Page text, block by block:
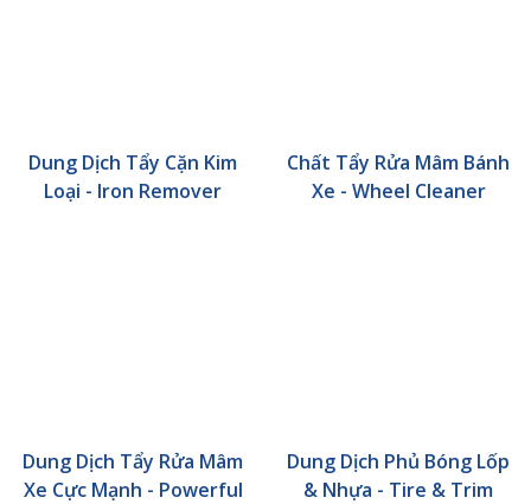
Dung Dịch Tẩy Cặn Kim
Loại - Iron Remover
Chất Tẩy Rửa Mâm Bánh
Xe - Wheel Cleaner
Dung Dịch Tẩy Rửa Mâm
Xe Cực Mạnh - Powerful
Dung Dịch Phủ Bóng Lốp
& Nhựa - Tire & Trim